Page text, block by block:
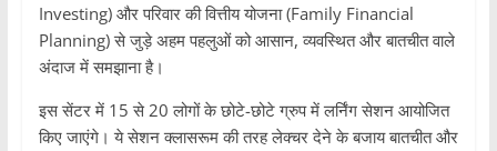
Investing) और परिवार की वित्तीय योजना (Family Financial
Planning) से जुड़े अहम पहलुओं को आसान, व्यवस्थित और बातचीत वाले
अंदाज में समझाना है।
इस सेंटर में 15 से 20 लोगों के छोटे-छोटे ग्रुप में लर्निंग सेशन आयोजित
किए जाएंगे। ये सेशन क्लासरूम की तरह लेक्चर देने के बजाय बातचीत और